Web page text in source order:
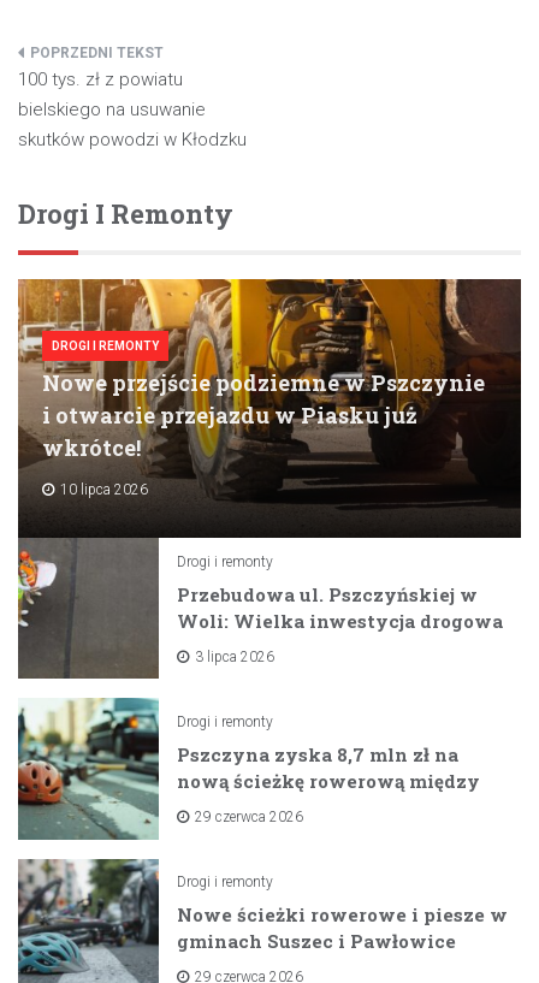
Nawigacja
wpisu
100 tys. zł z powiatu
bielskiego na usuwanie
skutków powodzi w Kłodzku
Drogi I Remonty
DROGI I REMONTY
Nowe przejście podziemne w Pszczynie
i otwarcie przejazdu w Piasku już
wkrótce!
10 lipca 2026
Drogi i remonty
Przebudowa ul. Pszczyńskiej w
Woli: Wielka inwestycja drogowa
na horyzoncie
3 lipca 2026
Drogi i remonty
Pszczyna zyska 8,7 mln zł na
nową ścieżkę rowerową między
zaporami
29 czerwca 2026
Drogi i remonty
Nowe ścieżki rowerowe i piesze w
gminach Suszec i Pawłowice
dzięki unijnemu wsparciu
29 czerwca 2026